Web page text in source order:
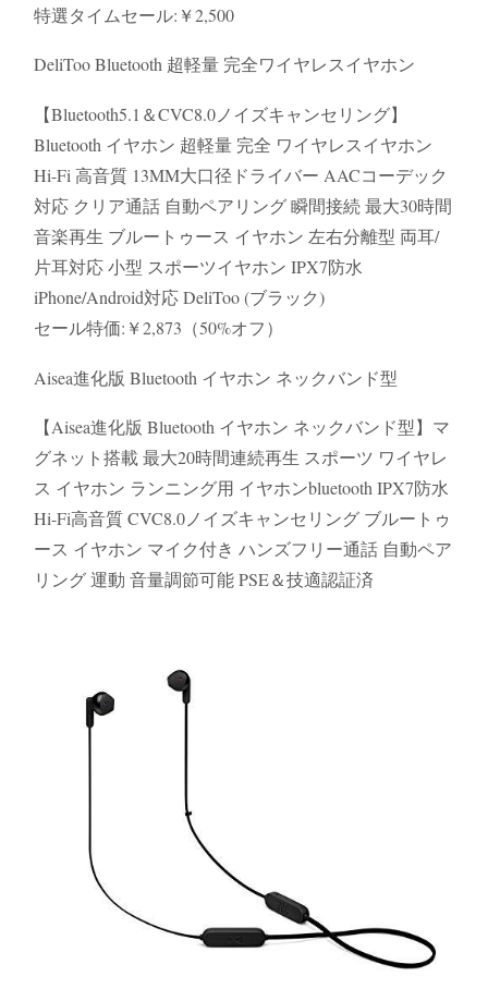
特選タイムセール:￥2,500
DeliToo Bluetooth 超軽量 完全ワイヤレスイヤホン
【Bluetooth5.1＆CVC8.0ノイズキャンセリング】
Bluetooth イヤホン 超軽量 完全 ワイヤレスイヤホン
Hi-Fi 高音質 13MM大口径ドライバー AACコーデック
対応 クリア通話 自動ペアリング 瞬間接続 最大30時間
音楽再生 ブルートゥース イヤホン 左右分離型 両耳/
片耳対応 小型 スポーツイヤホン IPX7防水
iPhone/Android対応 DeliToo (ブラック)
セール特価:￥2,873（50%オフ）
Aisea進化版 Bluetooth イヤホン ネックバンド型
【Aisea進化版 Bluetooth イヤホン ネックバンド型】マ
グネット搭載 最大20時間連続再生 スポーツ ワイヤレ
ス イヤホン ランニング用 イヤホンbluetooth IPX7防水
Hi-Fi高音質 CVC8.0ノイズキャンセリング ブルートゥ
ース イヤホン マイク付き ハンズフリー通話 自動ペア
リング 運動 音量調節可能 PSE＆技適認証済